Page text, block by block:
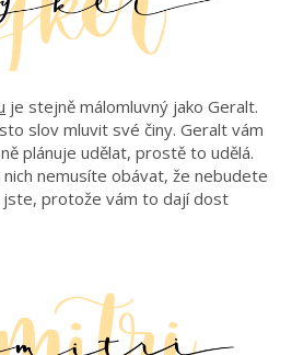
je stejně málomluvný jako Geralt.
slov mluvit své činy. Geralt vám
plánuje udělat, prostě to udělá.
nemusíte obávat, že nebudete
jste, protože vám to dají dost